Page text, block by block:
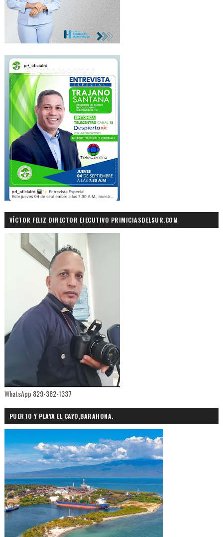
VÍCTOR FELIZ DIRECTOR EJECUTIVO PRIMICIASDELSUR.COM
WhatsApp 829-382-1337
PUERTO Y PLAYA EL CAYO,BARAHONA.